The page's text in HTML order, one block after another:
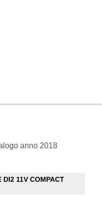
anno 2018
DI2 11V COMPACT